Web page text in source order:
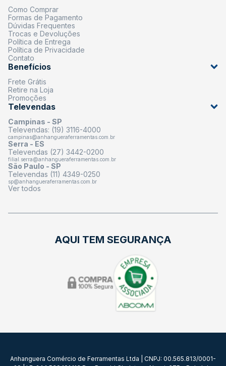
Como Comprar
Formas de Pagamento
Dúvidas Frequentes
Trocas e Devoluções
Política de Entrega
Política de Privacidade
Contato
Benefícios
Frete Grátis
Retire na Loja
Promoções
Televendas
Campinas - SP
Televendas: (19) 3116-4000
campinas@anhangueraferramentas.com.br
Serra - ES
Televendas (27) 3442-0200
filial.serra@anhangueraferramentas.com.br
São Paulo - SP
Televendas (11) 4349-0250
sp@anhangueraferramentas.com.br
Ver todos
AQUI TEM SEGURANÇA
Anhanguera Comércio de Ferramentas Ltda | CNPJ: 00.565.813/0001-